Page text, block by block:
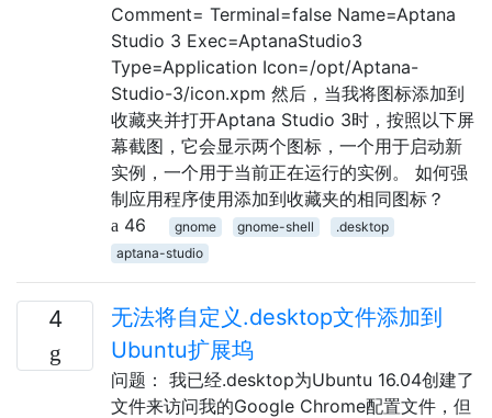
Comment= Terminal=false Name=Aptana
Studio 3 Exec=AptanaStudio3
Type=Application Icon=/opt/Aptana-
Studio-3/icon.xpm 然后，当我将图标添加到
收藏夹并打开Aptana Studio 3时，按照以下屏
幕截图，它会显示两个图标，一个用于启动新
实例，一个用于当前正在运行的实例。 如何强
制应用程序使用添加到收藏夹的相同图标？
46
gnome gnome-shell
.desktop
aptana-studio
4
无法将自定义.desktop文件添加到
Ubuntu扩展坞
问题： 我已经.desktop为Ubuntu 16.04创建了
文件来访问我的Google Chrome配置文件，但